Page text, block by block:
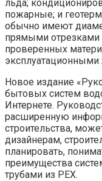
льда;
пожарные; и
обычно имеют
прямыми отрезками
проверенных
эксплуатационными
Новое издание
бытовых систем
Интернете.
расширенную
строительства,
дизайнерам,
планировать,
преимущества
трубами из PEX.